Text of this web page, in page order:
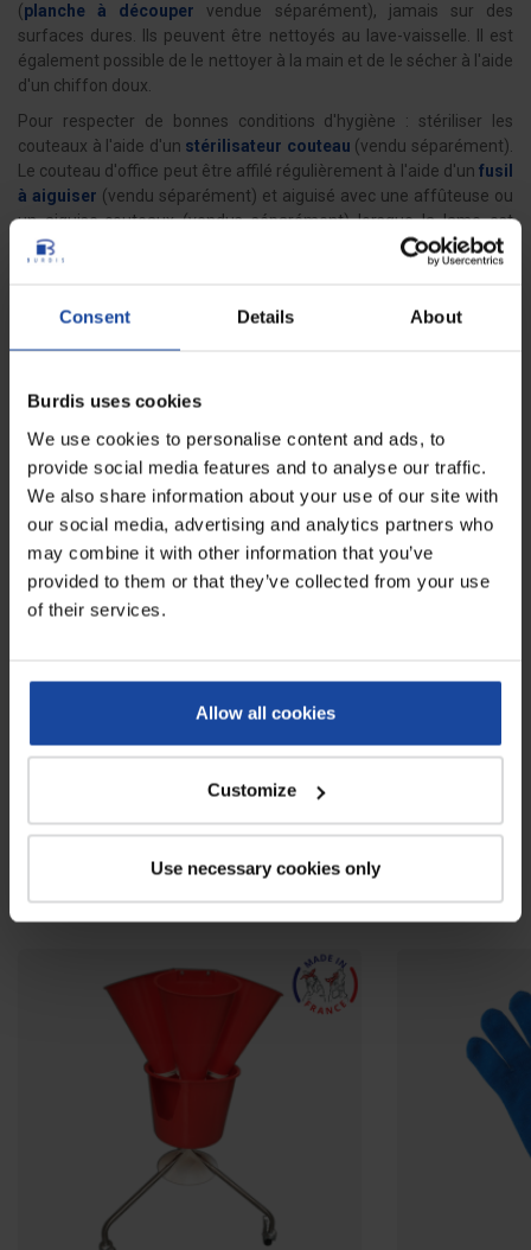
Consent Details About
Burdis uses cookies
We use cookies to personalise content and ads, to
provide social media features and to analyse our traffic.
We also share information about your use of our site with
our social media, advertising and analytics partners who
may combine it with other information that you’ve
provided to them or that they’ve collected from your use
of their services.
Allow all cookies
Customize
Use necessary cookies only
(planche à découper vendue séparément), jamais sur des
surfaces dures. Ils peuvent être nettoyés au lave-vaisselle. Il est
également possible de le nettoyer à la main et de le sécher à l'aide
d'un chiffon doux.
Pour respecter de bonnes conditions d'hygiène : stériliser les
couteaux à l'aide d'un stérilisateur couteau (vendu séparément).
Le couteau d'office peut être affilé régulièrement à l'aide d'un fusil
à aiguiser (vendu séparément) et aiguisé avec une affûteuse ou
un aiguise-couteaux (vendus séparément) lorsque la lame est
émoussée. Les couteaux d'office peuvent être rangés sur
(vendue séparément), placée à proximité du
Fiche technique
Longueur
Poids 0,080 kg les 3
Longueur lame 8,5 cm
Longueur manche
À voir également